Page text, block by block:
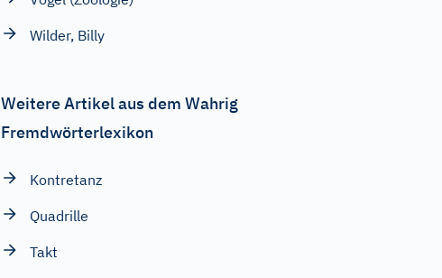
Wilder, Billy
Weitere Artikel aus dem Wahrig
Fremdwörterlexikon
Kontretanz
Quadrille
Takt